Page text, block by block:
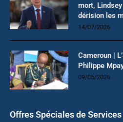
mort,
dérision les
14/07/2026
Cameroun |
Philippe
09/05/2026
Offres Spéciales de Services